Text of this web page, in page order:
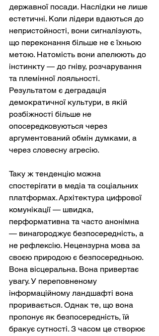
державної посади. Наслідки не лише
естетичні. Коли лідери вдаються до
непристойності, вони сигналізують,
що переконання більше не є їхньою
метою. Натомість вони апелюють до
інстинкту — до гніву, розчарування
та племінної лояльності.
Результатом є деградація
демократичної культури, в якій
розбіжності більше не
опосередковуються через
аргументований обмін думками, а
через словесну агресію.
Таку ж тенденцію можна
спостерігати в медіа та соціальних
платформах. Архітектура цифрової
комунікації — швидка,
перформативна та часто анонімна
— винагороджує безпосередність, а
не рефлексію. Нецензурна мова за
своєю природою є безпосередньою.
Вона вісцеральна. Вона привертає
увагу. У переповненому
інформаційному ландшафті вона
проривається. Однак те, що вона
пропонує як безпосередність, їй
бракує сутності. З часом це створює